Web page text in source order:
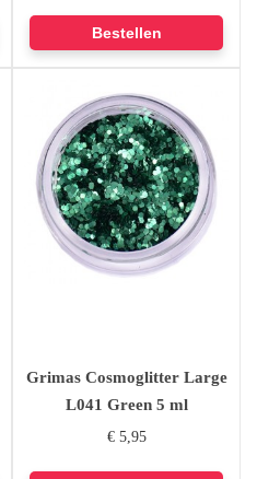
Grimas Cosmoglitter Large
L041 Green 5 ml
€ 5,95